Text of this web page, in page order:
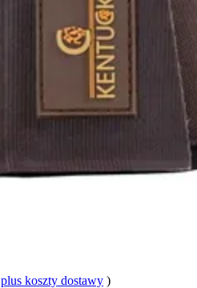
plus koszty dostawy )